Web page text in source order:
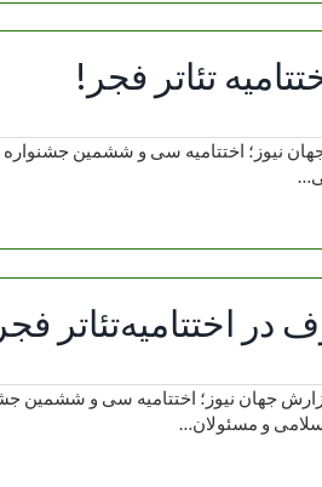
تئاتر فجر!
نیوز؛ اختتامیه سی و ششمین
اختتامیه‌تئاتر
جهان نیوز؛ اختتامیه سی و ششمین
و مسئولان…